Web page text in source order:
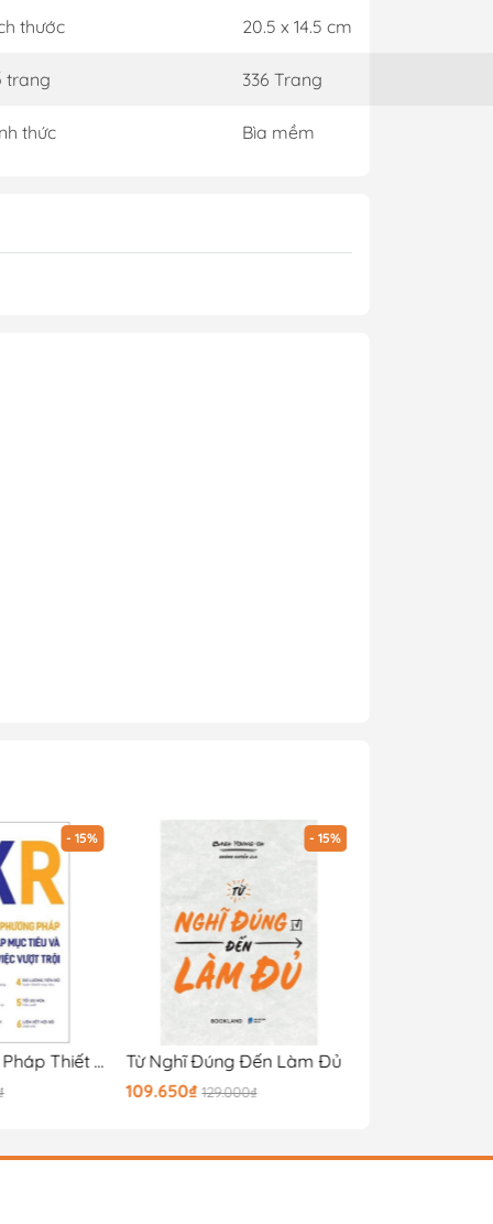
thước 20.5 x 14.5 cm
trang 336 Trang
thức Bìa mềm
- 15%
OKR - Phương Pháp Thiết Lập Mục Tiêu Và Quản Lý Công Việc Vượt Trội (Bản 2020)
- 15%
Từ Nghĩ Đúng Đến Làm Đủ
109.650₫ 129.000₫